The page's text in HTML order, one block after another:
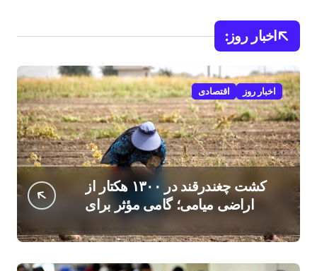
اخبار روز:
اخبار روز اقتصادی
کشت چغندرقند در ۱۳۰۰ هکتار از
اراضی میامی؛ گامی مؤثر برای
افزایش درآمد کشاورزان